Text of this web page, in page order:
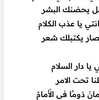
يحضنك البشر
يا عذب الكلام
يكتبلك شعر
يا دار السلام
تحت الامر
دَومًا في الأَمامْ